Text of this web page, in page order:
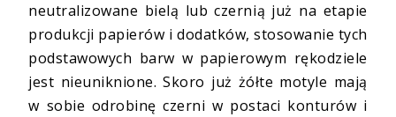
neutralizowane bielą lub czernią już na etapie
produkcji papierów i dodatków, stosowanie tych
podstawowych barw w papierowym rękodziele
jest nieuniknione. Skoro już żółte motyle mają
w sobie odrobinę czerni w postaci konturów i